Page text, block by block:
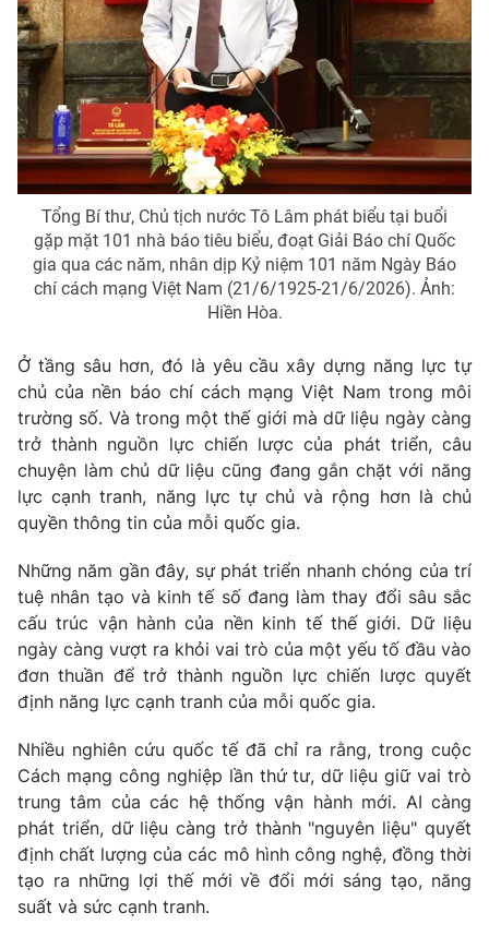
THỜI BÁO VTV
Theo dõi báo trên
Cơ quan chủ quản:Đài Truyền hình Việt Nam
Cơ quan báo chí:Thời báo VTV
Giấy phép hoạt động báo in và báo điện tử số 483/GP-BTTTT
cấp ngày 29/12/2023
Tổng Biên tập:Vũ Thanh Thủy
Nguyễn Trọng Ninh
Tổng đài VTV:
024.38 355 931 - 024.38 355 932
Ðiện thoại Thời báo VTV:024.66 897 897
Email:toasoan@vtv.vn
Liên hệ quảng cáo:024-7300.7108
® Cấm sao chép dưới mọi hình thức nếu không có sự chấp
thuận bằng văn bản. Ghi rõ nguồn VTV.vn khi phát hành lại
thông tin từ website này.
Tổng Bí thư, Chủ tịch nước Tô Lâm phát biểu tại buổi
gặp mặt 101 nhà báo tiêu biểu, đoạt Giải Báo chí Quốc
gia qua các năm, nhân dịp Kỷ niệm 101 năm Ngày Báo
chí cách mạng Việt Nam (21/6/1925-21/6/2026). Ảnh:
Hiền Hòa.
Ở tầng sâu hơn, đó là yêu cầu xây dựng năng lực tự
chủ của nền báo chí cách mạng Việt Nam trong môi
trường số. Và trong một thế giới mà dữ liệu ngày càng
trở thành nguồn lực chiến lược của phát triển, câu
chuyện làm chủ dữ liệu cũng đang gắn chặt với năng
lực cạnh tranh, năng lực tự chủ và rộng hơn là chủ
quyền thông tin của mỗi quốc gia.
Những năm gần đây, sự phát triển nhanh chóng của trí
tuệ nhân tạo và kinh tế số đang làm thay đổi sâu sắc
cấu trúc vận hành của nền kinh tế thế giới. Dữ liệu
ngày càng vượt ra khỏi vai trò của một yếu tố đầu vào
đơn thuần để trở thành nguồn lực chiến lược quyết
định năng lực cạnh tranh của mỗi quốc gia.
Nhiều nghiên cứu quốc tế đã chỉ ra rằng, trong cuộc
Cách mạng công nghiệp lần thứ tư, dữ liệu giữ vai trò
trung tâm của các hệ thống vận hành mới. AI càng
phát triển, dữ liệu càng trở thành "nguyên liệu" quyết
định chất lượng của các mô hình công nghệ, đồng thời
tạo ra những lợi thế mới về đổi mới sáng tạo, năng
suất và sức cạnh tranh.